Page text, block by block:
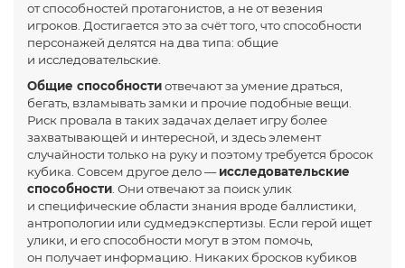
от способностей протагонистов, а не от везения
игроков. Достигается это за счёт того, что способности
персонажей делятся на два типа: общие
и исследовательские.
Общие способностиотвечают за умение драться,
бегать, взламывать замки и прочие подобные вещи.
Риск провала в таких задачах делает игру более
захватывающей и интересной, и здесь элемент
случайности только на руку и поэтому требуется бросок
кубика. Совсем другое дело —исследовательские
способности . Они отвечают за поиск улик
и специфические области знания вроде баллистики,
антропологии или судмедэкспертизы. Если герой ищет
улики, и его способности могут в этом помочь,
он получает информацию. Никаких бросков кубиков